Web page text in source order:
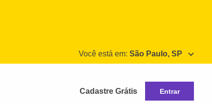
Você está em: São Paulo, SP
Cadastre Grátis Entrar